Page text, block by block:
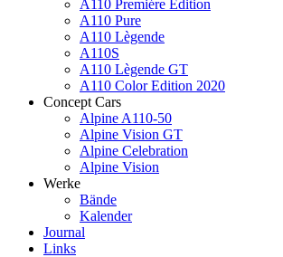
A110 Premiére Edition
A110 Pure
A110 Lègende
A110S
A110 Lègende GT
A110 Color Edition 2020
Concept Cars
Alpine A110-50
Alpine Vision GT
Alpine Celebration
Alpine Vision
Werke
Bände
Kalender
Journal
Links